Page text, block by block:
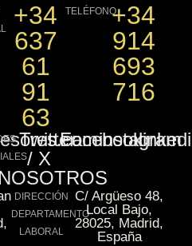
+34
637
61
91
63
TELÉFONO+34
914
693
716
Twitter
/ X
Facebook
instagram
DIRECCIÓN
DEPARTAMENTO
LABORAL
C/ Argüeso 48,
Local Bajo,
28025, Madrid,
España